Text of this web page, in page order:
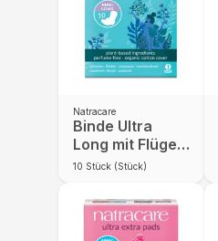
Natracare
Binde Ultra
Long mit Flügeln
10 St
10 Stück (Stück)